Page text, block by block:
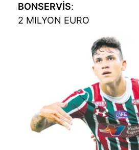
BONSERVİS:
2 MILYON EURO